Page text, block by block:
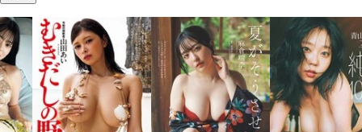
溝端 葵『もう